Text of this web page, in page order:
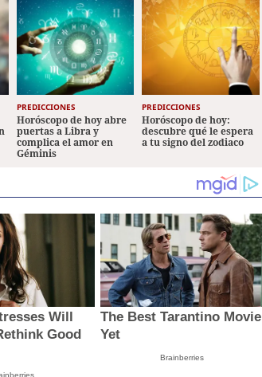
PREDICCIONES
Horóscopo de hoy abre
puertas a Libra y
complica el amor en
Géminis
PREDICCIONES
Horóscopo de hoy:
descubre qué le espera
a tu signo del zodiaco
Will
Good
The Best Tarantino Movie
Yet
Brainberries